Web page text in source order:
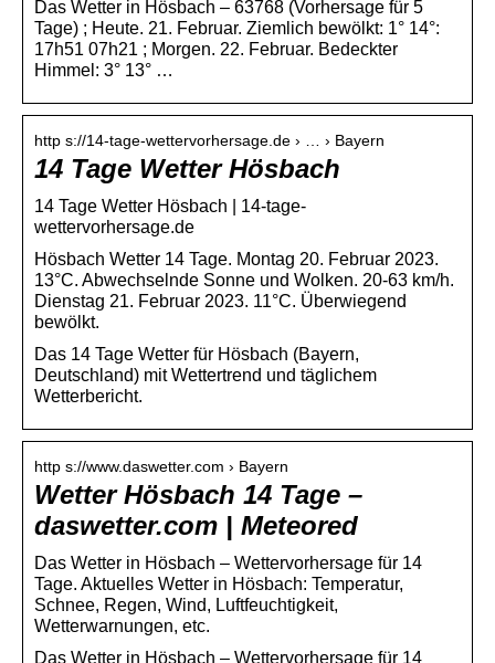
Das Wetter in Hösbach – 63768 (Vorhersage für 5
Tage) ; Heute. 21. Februar. Ziemlich bewölkt: 1° 14°:
17h51 07h21 ; Morgen. 22. Februar. Bedeckter
Himmel: 3° 13° …
http s://14-tage-wettervorhersage.de › … › Bayern
14 Tage Wetter Hösbach
14 Tage Wetter Hösbach | 14-tage-
wettervorhersage.de
Hösbach Wetter 14 Tage. Montag 20. Februar 2023.
13°C. Abwechselnde Sonne und Wolken. 20-63 km/h.
Dienstag 21. Februar 2023. 11°C. Überwiegend
bewölkt.
Das 14 Tage Wetter für Hösbach (Bayern,
Deutschland) mit Wettertrend und täglichem
Wetterbericht.
http s://www.daswetter.com › Bayern
Wetter Hösbach 14 Tage –
daswetter.com | Meteored
Das Wetter in Hösbach – Wettervorhersage für 14
Tage. Aktuelles Wetter in Hösbach: Temperatur,
Schnee, Regen, Wind, Luftfeuchtigkeit,
Wetterwarnungen, etc.
Das Wetter in Hösbach – Wettervorhersage für 14